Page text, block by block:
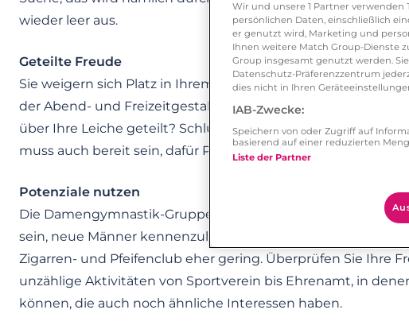
wieder leer aus.
Geteilte Freude
Sie weigern sich Platz in Ihrem 1,60m-Doppelbett und
der Abend- und Freizeitgestaltung lehnen Sie kategorisch
über Ihre Leiche geteilt? Schluss mit den egoistischen
muss auch bereit sein, dafür Platz in seinem Leben zu
Potenziale nutzen
Die Damengymnastik-Gruppe des Emanzipierten
sein, neue Männer kennenzulernen. Ebenso sind die
Zigarren- und Pfeifenclub eher gering. Überprüfen Sie Ihre
unzählige Aktivitäten von Sportverein bis Ehrenamt, in
können, die auch noch ähnliche Interessen haben.
Wir und unsere 1 Partner verwenden
persönlichen Daten, einschließlich
er genutzt wird, Marketing und
Ihnen weitere Match Group-Dienste
Group insgesamt genutzt werden.
Datenschutz-Präferenzzentrum
dies nicht in Ihren
IAB-Zwecke:
Speichern von oder Zugriff auf
basierend auf einer reduzierten
Liste der Partner